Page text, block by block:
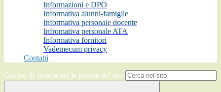
Informazioni e DPO
Informativa alunni-famiglie
Informativa personale docente
Infromativa personale ATA
Informativa fornitori
Vademecum privacy
Contatti
Campo di ricerca per le pagine del sito